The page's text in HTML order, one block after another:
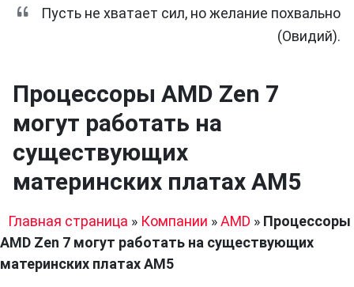
Пусть не хватает сил, но желание похвально
(Овидий).
Процессоры AMD Zen 7
могут работать на
существующих
материнских платах AM5
Главная страница » Компании »AMD » Процессоры
AMD Zen 7 могут работать на существующих
материнских платах AM5